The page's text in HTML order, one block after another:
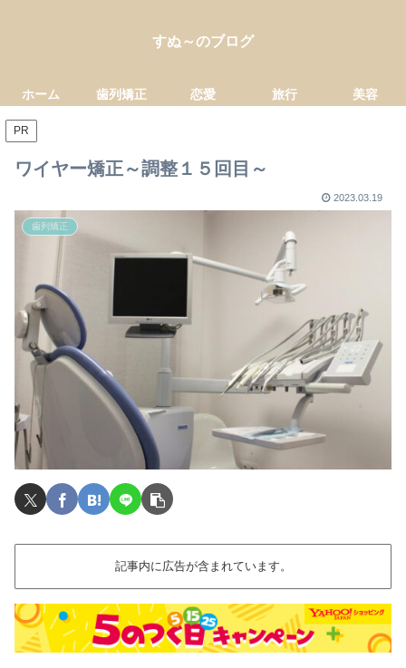
すぬ～のブログ
ホーム 歯列矯正 恋愛 旅行 美容
PR
ワイヤー矯正～調整１５回目～
2023.03.19
歯列矯正
記事内に広告が含まれています。